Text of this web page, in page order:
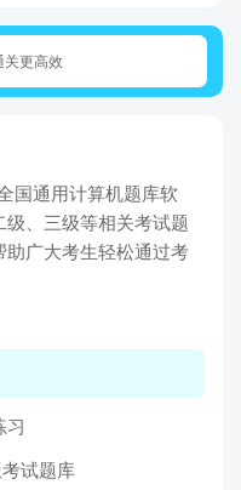
关更高效
国通用计算机题库软
、三级等相关考试题
广大考生轻松通过考
习
试题库